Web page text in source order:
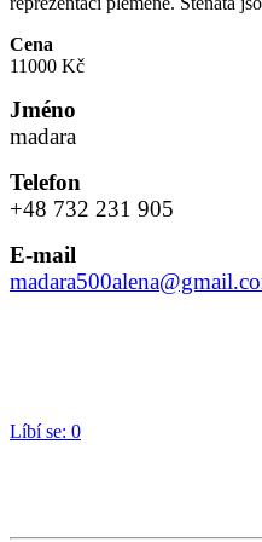
Cena
11000 Kč
Jméno
madara
Telefon
+48 732 231 905
E-mail
Líbí se: 0